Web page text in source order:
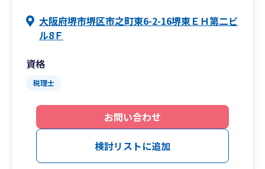
大阪府堺市堺区市之町東6-2-16堺東ＥＨ第二ビ
ル8Ｆ
資格
税理士
お問い合わせ
検討リストに追加